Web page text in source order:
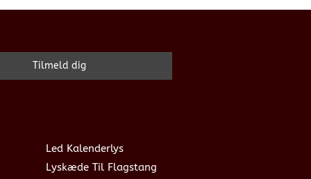
Led Kalenderlys
Lyskæde Til Flagstang